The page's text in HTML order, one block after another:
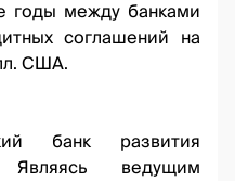
годы между банками
соглашений на
США.
банк развития
Являясь ведущим